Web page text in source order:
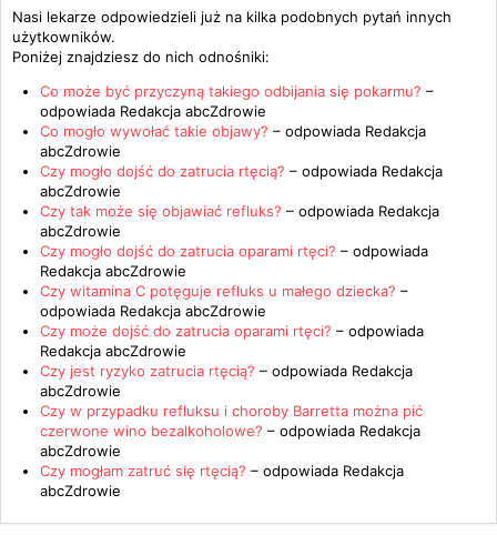
Nasi lekarze odpowiedzieli już na kilka podobnych pytań innych
użytkowników.
Poniżej znajdziesz do nich odnośniki:
Co może być przyczyną takiego odbijania się pokarmu? –
odpowiada Redakcja abcZdrowie
Co mogło wywołać takie objawy? – odpowiada Redakcja
abcZdrowie
Czy mogło dojść do zatrucia rtęcią? – odpowiada Redakcja
abcZdrowie
Czy tak może się objawiać refluks? – odpowiada Redakcja
abcZdrowie
Czy mogło dojść do zatrucia oparami rtęci? – odpowiada
Redakcja abcZdrowie
Czy witamina C potęguje refluks u małego dziecka? –
odpowiada Redakcja abcZdrowie
Czy może dojść do zatrucia oparami rtęci? – odpowiada
Redakcja abcZdrowie
Czy jest ryzyko zatrucia rtęcią? – odpowiada Redakcja
abcZdrowie
Czy w przypadku refluksu i choroby Barretta można pić
czerwone wino bezalkoholowe? – odpowiada Redakcja
abcZdrowie
Czy mogłam zatruć się rtęcią? – odpowiada Redakcja
abcZdrowie